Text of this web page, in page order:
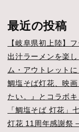
最近の投稿
【岐阜県初上陸】
出汁ラーメンを楽
ム・アウトレット
鯛塩そば灯花、映
たい。』とコラボ
「鯛塩そば 灯花」
灯花 11周年感謝祭